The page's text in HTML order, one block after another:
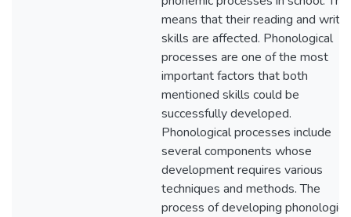
means that their reading and
skills are affected. Phonological
processes are one of the most
important factors that both
mentioned skills could be
successfully developed.
Phonological processes include
several components whose
development requires various
techniques and methods. The
process of developing